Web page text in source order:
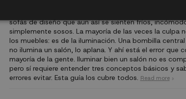
sofás de diseño que aun así se sienten fríos,
simplemente sosos. La mayoría de las veces la culpa
los muebles: es de la iluminación. Una bombilla
no ilumina un salón, lo aplana. Y ahí está el error que
mayoría de la gente. Iluminar bien un salón no es
pero sí requiere entender tres conceptos básicos y
errores evitar. Esta guía los cubre todos. Read more